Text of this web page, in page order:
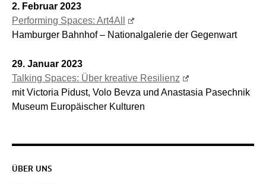
2. Februar 2023
Performing Spaces: Art4All
Hamburger Bahnhof – Nationalgalerie der Gegenwart
29. Januar 2023
Talking Spaces: Über kreative Resilienz
mit Victoria Pidust, Volo Bevza und Anastasia Pasechnik
Museum Europäischer Kulturen
Servicenavigation
ÜBER UNS